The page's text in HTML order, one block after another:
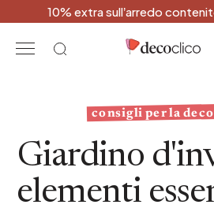
10% extra sull’arredo
consigli per la
Giardino
elementi